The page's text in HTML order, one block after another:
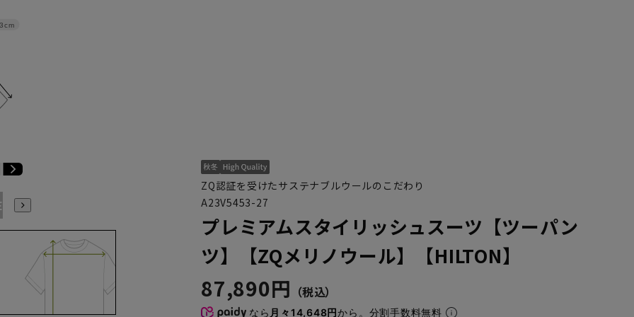
BE4 YA4 YA5
ZQ認証を受けたサステナブルウールのこだわり
A23V5453-27
プレミアムスタイリッシュスーツ【ツーパン
ツ】【ZQメリノウール】【HILTON】
87,890円
なら 月々14,648円から。分割手数料無料